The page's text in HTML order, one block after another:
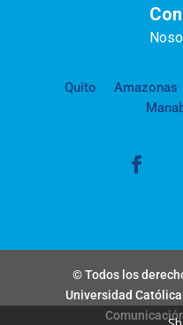
Quito Amazonas
© Todos los
Universidad